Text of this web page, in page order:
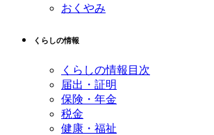
おくやみ
くらしの情報
くらしの情報目次
届出・証明
保険・年金
税金
健康・福祉